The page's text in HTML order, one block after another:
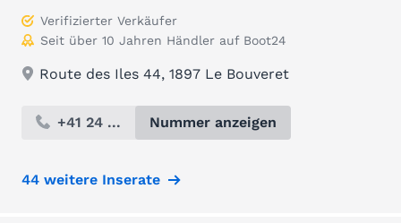
Verifizierter Verkäufer
Seit über 10 Jahren Händler auf Boot24
Route des Iles 44, 1897 Le Bouveret
+41 24 ... Nummer anzeigen
44 weitere Inserate